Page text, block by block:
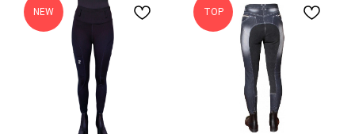
NEW TOP